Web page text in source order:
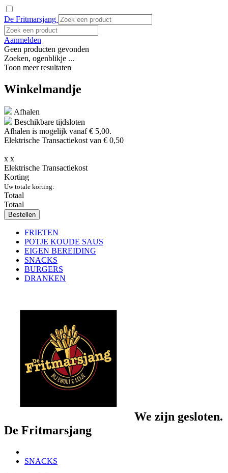
De Fritmarsjang
Aanmelden
Geen producten gevonden
Zoeken, ogenblikje ...
Toon meer resultaten
Winkelmandje
Afhalen
Beschikbare tijdsloten
Afhalen is mogelijk vanaf€ 5,00.
Elektrische Transactiekost van € 0,50
x x
Elektrische Transactiekost
Korting
Uw totale korting:
Totaal
Totaal
Bestellen
FRIETEN
POTJE KOUDE SAUS
EIGEN BEREIDING
SNACKS
BURGERS
DRANKEN
We zijn gesloten.
De Fritmarsjang
SNACKS